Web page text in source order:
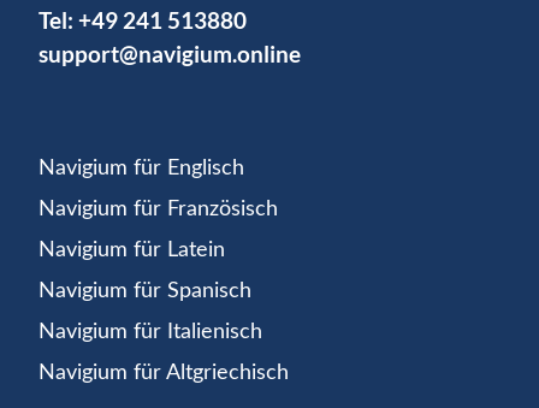
Tel: +49 241 513880
support@navigium.online
Navigium für Englisch
Navigium für Französisch
Navigium für Latein
Navigium für Spanisch
Navigium für Italienisch
Navigium für Altgriechisch